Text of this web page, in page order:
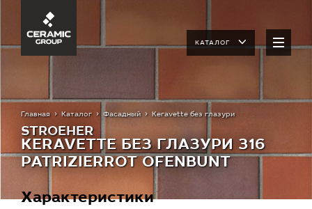
КАТАЛОГ
Главная Каталог Фасадный Keravette без глазури
STROEHER
KERAVETTE БЕЗ ГЛАЗУРИ 316
PATRIZIERROT OFENBUNT
Характеристики